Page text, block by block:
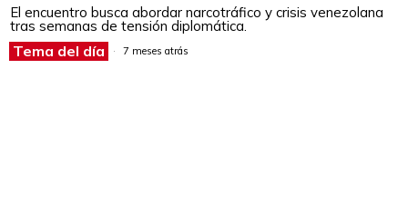
El encuentro busca abordar narcotráfico y crisis venezolana
tras semanas de tensión diplomática.
Tema del día 7 meses atrás